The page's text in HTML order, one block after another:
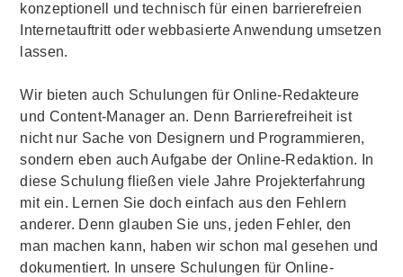
konzeptionell und technisch für einen barrierefreien
Internetauftritt oder webbasierte Anwendung umsetzen
lassen.
Wir bieten auch Schulungen für Online-Redakteure
und Content-Manager an. Denn Barrierefreiheit ist
nicht nur Sache von Designern und Programmieren,
sondern eben auch Aufgabe der Online-Redaktion. In
diese Schulung fließen viele Jahre Projekterfahrung
mit ein. Lernen Sie doch einfach aus den Fehlern
anderer. Denn glauben Sie uns, jeden Fehler, den
man machen kann, haben wir schon mal gesehen und
dokumentiert. In unsere Schulungen für Online-